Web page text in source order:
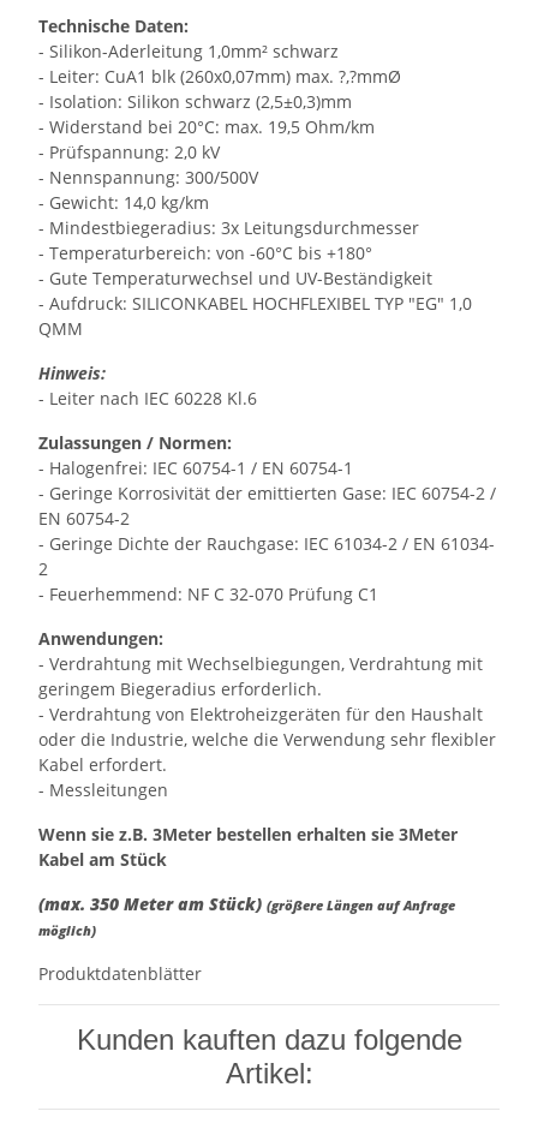
Technische Daten:
- Silikon-Aderleitung 1,0mm² schwarz
- Leiter: CuA1 blk (260x0,07mm) max. ?,?mmØ
- Isolation: Silikon schwarz (2,5±0,3)mm
- Widerstand bei 20°C: max. 19,5 Ohm/km
- Prüfspannung: 2,0 kV
- Nennspannung: 300/500V
- Gewicht: 14,0 kg/km
- Mindestbiegeradius: 3x Leitungsdurchmesser
- Temperaturbereich: von -60°C bis +180°
- Gute Temperaturwechsel und UV-Beständigkeit
- Aufdruck: SILICONKABEL HOCHFLEXIBEL TYP "EG" 1,0
QMM
Hinweis:
- Leiter nach IEC 60228 Kl.6
Zulassungen / Normen:
- Halogenfrei: IEC 60754-1 / EN 60754-1
- Geringe Korrosivität der emittierten Gase: IEC 60754-2 /
EN 60754-2
- Geringe Dichte der Rauchgase: IEC 61034-2 / EN 61034-
2
- Feuerhemmend: NF C 32-070 Prüfung C1
Anwendungen:
- Verdrahtung mit Wechselbiegungen, Verdrahtung mit
geringem Biegeradius erforderlich.
- Verdrahtung von Elektroheizgeräten für den Haushalt
oder die Industrie, welche die Verwendung sehr flexibler
Kabel erfordert.
- Messleitungen
Wenn sie z.B. 3Meter bestellen erhalten sie 3Meter
Kabel am Stück
(max. 350 Meter am Stück) (größere Längen auf Anfrage
möglich)
Produktdatenblätter
Kunden kauften dazu folgende
Artikel: